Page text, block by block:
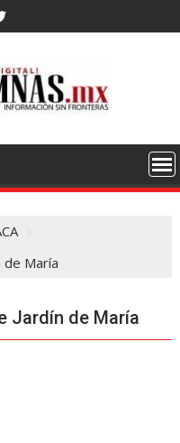
de María
Jardín de María